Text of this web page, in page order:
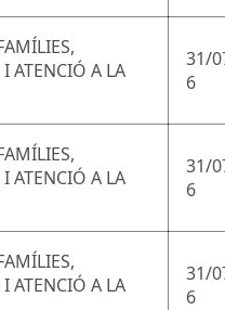
I ATENCIÓ A LA
31/
6
I ATENCIÓ A LA
31/
6
I ATENCIÓ A LA
31/
6